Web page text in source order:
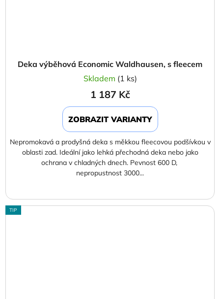
Deka výběhová Economic Waldhausen, s fleecem
Skladem (1 ks)
1 187 Kč
ZOBRAZIT VARIANTY
Nepromokavá a prodyšná deka s měkkou fleecovou podšívkou v
oblasti zad. Ideální jako lehká přechodná deka nebo jako
ochrana v chladných dnech. Pevnost 600 D,
nepropustnost 3000...
TIP